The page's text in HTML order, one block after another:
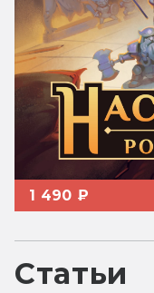
1 490 ₽
Статьи